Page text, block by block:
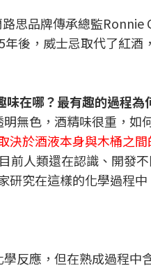
思品牌傳承總監Ronnie
後，威士忌取代了紅酒
在哪？最有趣的過程為
無色，酒精味很重，如
決於酒液本身與木桶之
目前人類還在認識、開發
究在這樣的化學過程
反應，但在熟成過程中